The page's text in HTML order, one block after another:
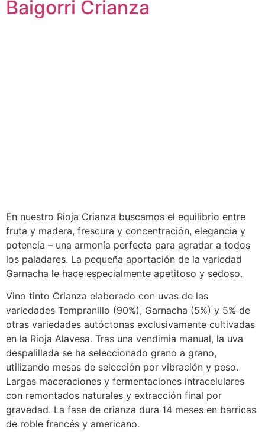
Baigorri Crianza
En nuestro Rioja Crianza buscamos el equilibrio entre
fruta y madera, frescura y concentración, elegancia y
potencia – una armonía perfecta para agradar a todos
los paladares. La pequeña aportación de la variedad
Garnacha le hace especialmente apetitoso y sedoso.
Vino tinto Crianza elaborado con uvas de las
variedades Tempranillo (90%), Garnacha (5%) y 5% de
otras variedades autóctonas exclusivamente cultivadas
en la Rioja Alavesa. Tras una vendimia manual, la uva
despalillada se ha seleccionado grano a grano,
utilizando mesas de selección por vibración y peso.
Largas maceraciones y fermentaciones intracelulares
con remontados naturales y extracción final por
gravedad. La fase de crianza dura 14 meses en barricas
de roble francés y americano.